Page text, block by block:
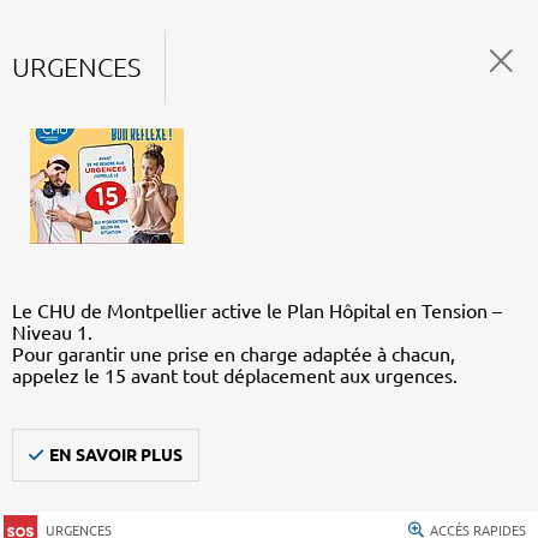
URGENCES
Le CHU de Montpellier active le Plan Hôpital en Tension –
Niveau 1.
Pour garantir une prise en charge adaptée à chacun,
appelez le 15 avant tout déplacement aux urgences.
EN SAVOIR PLUS
URGENCES ACCÈS RAPIDES